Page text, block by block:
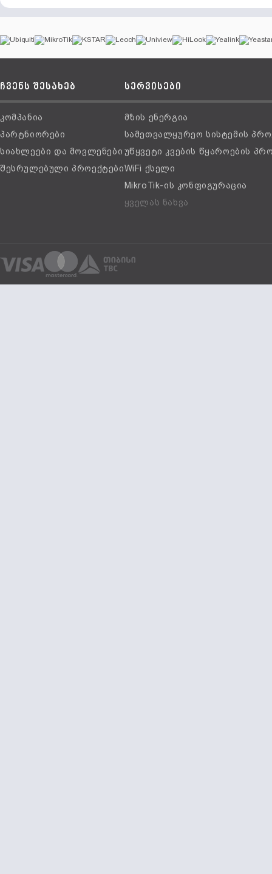
ჩვენს შესახებ
კომპანია
პარტნიორები
სიახლეები და მოვლენები
შესრულებული პროექტები
სერვისები
მზის ენერგია
სამეთვალყურეო სისტემის
უწყვეტი კვების წყაროების
WiFi ქსელი
MikroTik-ის კონფიგურაცია
ყველას ნახვა